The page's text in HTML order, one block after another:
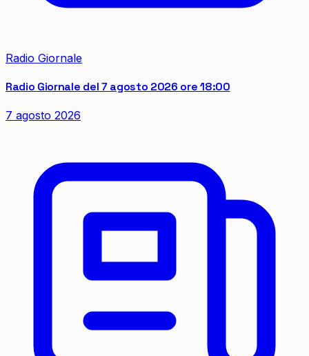
Radio Giornale
Radio Giornale del 7 agosto 2026 ore 18:00
7 agosto 2026